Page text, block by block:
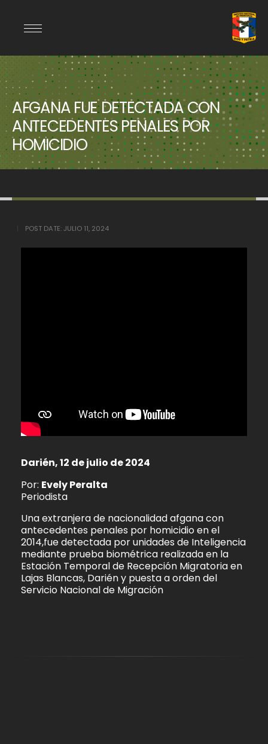
AFGANA FUE DETECTADA CON
ANTECEDENTES PENALES POR
HOMICIDIO
POST DATE:JULIO 11, 2024
Darién, 12 de julio de 2024
Por: Evely Peralta
Periodista
Una extranjera de nacionalidad afgana con
antecedentes penales por homicidio en el
2014,fue detectada por unidades de Inteligencia
mediante prueba biométrica realizada en la
Estación Temporal de Recepción Migratoria en
Lajas Blancas, Darién y puesta a orden del
Servicio Nacional de Migración